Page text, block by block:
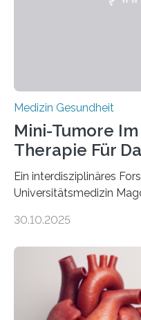
Medizin Gesundheit
Mini-Tumore
Therapie Für
Ein interdisziplinäres
Universitätsmedizin
behandelt werden kann.
Oncology, zeigen die
aus Gewebe von
sogenannte Organoide
vorab zu prüfen,
30.10.2025